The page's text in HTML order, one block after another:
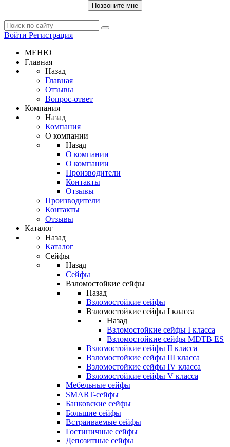
Позвоните мне
Войти Регистрация
МЕНЮ
Главная
Назад
Главная
Отзывы
Вопрос-ответ
Компания
Назад
Компания
О компании
Назад
О компании
О компании
Производители
Контакты
Отзывы
Производители
Контакты
Отзывы
Каталог
Назад
Каталог
Сейфы
Назад
Сейфы
Взломостойкие сейфы
Назад
Взломостойкие сейфы
Взломостойкие сейфы I класса
Назад
Взломостойкие сейфы I класса
Взломостойкие сейфы MDTB ES
Взломостойкие сейфы II класса
Взломостойкие сейфы III класса
Взломостойкие сейфы IV класса
Взломостойкие сейфы V класса
Мебельные сейфы
SMART-сейфы
Банковские сейфы
Большие сейфы
Встраиваемые сейфы
Гостиничные сейфы
Депозитные сейфы